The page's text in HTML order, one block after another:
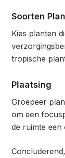
Soorten
Kies planten
tropische
Plaatsing
Groepeer
om een
de ruimte een